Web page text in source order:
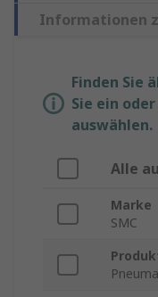
Informationen
Finden Sie
Sie ein
auswählen.
Alle
Marke
SMC